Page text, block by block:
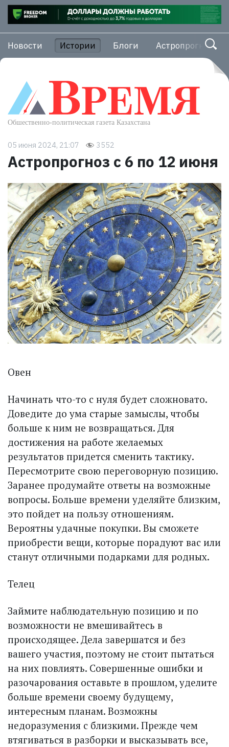
Новости Истории Блоги Астропрогноз
05 июня 2024, 21:07 3552
Астропрогноз с 6 по 12 июня
Овен
Начинать что-то с нуля будет сложновато.
Доведите до ума старые замыс­лы, чтобы
больше к ним не возвращаться. Для
достижения на работе желаемых
результатов придется сменить тактику.
Пересмотрите свою переговорную позицию.
Заранее продумайте ответы на возможные
вопросы. Больше времени уделяйте близким,
это пойдет на пользу отношениям.
Вероятны удачные покупки. Вы сможете
приобрести вещи, которые порадуют вас или
станут отличными подарками для родных.
Телец
Займите наблюдательную позицию и по
возможности не вмешивайтесь в
происходящее. Дела завершатся и без
вашего участия, поэтому не стоит пытаться
на них повлиять. Совершенные ошибки и
разочарования оставьте в прошлом, уделите
больше времени своему будущему,
интересным планам. Возможны
недоразумения с близкими. Прежде чем
втягиваться в разборки и высказывать все,